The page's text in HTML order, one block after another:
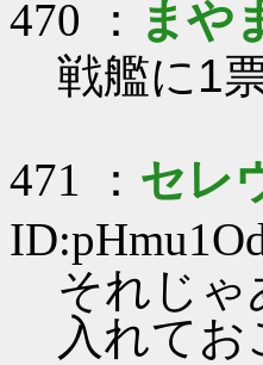
470 ： まや
戦艦に1
471 ： セレ
それじゃ
入れてお